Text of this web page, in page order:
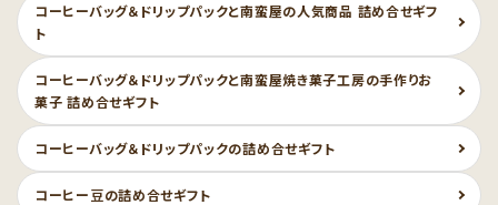
コーヒーバッグ＆ドリップパックと南蛮屋の人気商品 詰め合せギフ
ト
コーヒーバッグ＆ドリップパックと南蛮屋焼き菓子工房の手作りお
菓子 詰め合せギフト
コーヒーバッグ＆ドリップパックの詰め合せギフト
コーヒー豆の詰め合せギフト